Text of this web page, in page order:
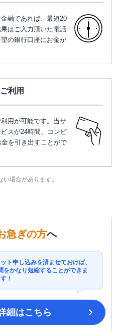
融であれば、最短20
はご入力頂いた電話
の銀行口座にお金が
利用
用が可能です。当サ
スが24時間、コンビ
を引き出すことがで
場合があります。
急ぎの方へ
ト申し込みを済ませておけば、
をかなり短縮することができま
す！
細はこちら